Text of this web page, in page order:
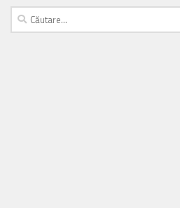
Caută
după: